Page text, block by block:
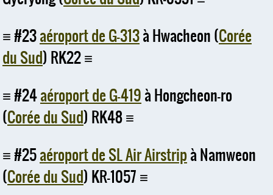
#23aéroport de G-313à Hwacheon (Corée
du Sud) RK22
#24aéroport de G-419à Hongcheon-ro
(Corée du Sud) RK48
#25aéroport de SL Air Airstripà Namweon
(Corée du Sud) KR-1057